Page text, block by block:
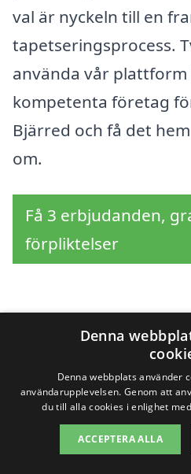
val är nyckeln till en
tapetseringsprocess.
använda vår
kompetenta företag
Bjärred och få det
om.
Få 3 erbjudanden,
förpliktelser
Sök efter en
tapetsering
städer nära
Denna
Denna webbplats använder
användarupplevelsen. Genom att
du till alla cookies i enlighet
ACCEPTERA ALLA